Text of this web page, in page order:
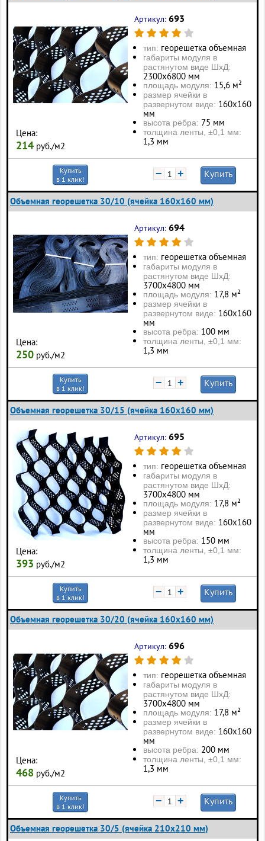
Цена:
214 руб./м2
Артикул: 693
тип: георешетка объемная
габариты модуля в
растянутом виде ШхД:
2300х6800 мм
площадь модуля: 15,6 м²
размер ячейки в
развернутом виде: 160х160
мм
высота ребра: 75 мм
толщина ленты, ±0,1 мм:
1,3 мм
Купить
в 1 клик!
− + Купить
Объемная георешетка 30/10 (ячейка 160x160 мм)
Цена:
250 руб./м2
Артикул: 694
тип: георешетка объемная
габариты модуля в
растянутом виде ШхД:
3700х4800 мм
площадь модуля: 17,8 м²
размер ячейки в
развернутом виде: 160х160
мм
высота ребра: 100 мм
толщина ленты, ±0,1 мм:
1,3 мм
Купить
в 1 клик!
− + Купить
Объемная георешетка 30/15 (ячейка 160x160 мм)
Цена:
393 руб./м2
Артикул: 695
тип: георешетка объемная
габариты модуля в
растянутом виде ШхД:
3700х4800 мм
площадь модуля: 17,8 м²
размер ячейки в
развернутом виде: 160х160
мм
высота ребра: 150 мм
толщина ленты, ±0,1 мм:
1,3 мм
Купить
в 1 клик!
− + Купить
Объемная георешетка 30/20 (ячейка 160x160 мм)
Цена:
468 руб./м2
Артикул: 696
тип: георешетка объемная
габариты модуля в
растянутом виде ШхД:
3700х4800 мм
площадь модуля: 17,8 м²
размер ячейки в
развернутом виде: 160х160
мм
высота ребра: 200 мм
толщина ленты, ±0,1 мм:
1,3 мм
Купить
в 1 клик!
− + Купить
Объемная георешетка 30/5 (ячейка 210x210 мм)